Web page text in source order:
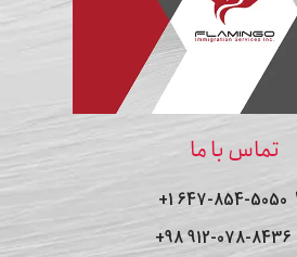
تماس با ما
647-854-5050 1+
912-078-8436 98+